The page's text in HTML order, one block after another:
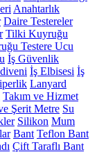
Anahtarlık
Daire Testereler
Tilki Kuyruğu
Testere Ucu
İş Güvenlik
İş Elbisesi İş
Lanyard
Takım ve Hizmet
Şerit Metre Su
Silikon Mum
Bant Teflon Bant
Çift Taraflı Bant